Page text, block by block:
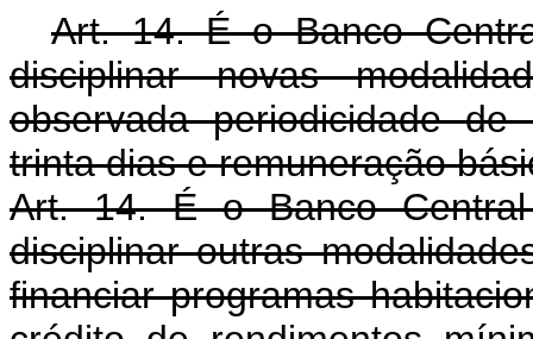
Art. 14. É o Banco
disciplinar novas
observada periodicidade
trinta dias e remuneração
Art. 14. É o Banco
disciplinar outras
financiar programas